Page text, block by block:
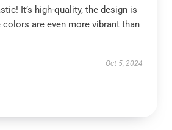
It’s high-quality, the design is
colors are even more vibrant than
Oct 5, 2024